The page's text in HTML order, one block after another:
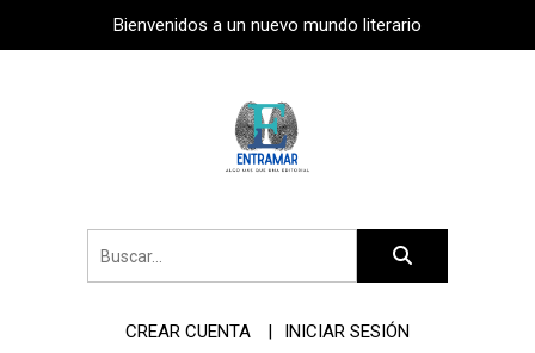
Bienvenidos a un nuevo mundo literario
CREAR CUENTA INICIAR SESIÓN